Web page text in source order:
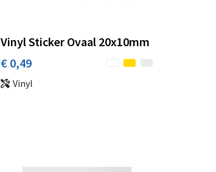
Vinyl Sticker Ovaal 20x10mm
€ 0,49
Vinyl